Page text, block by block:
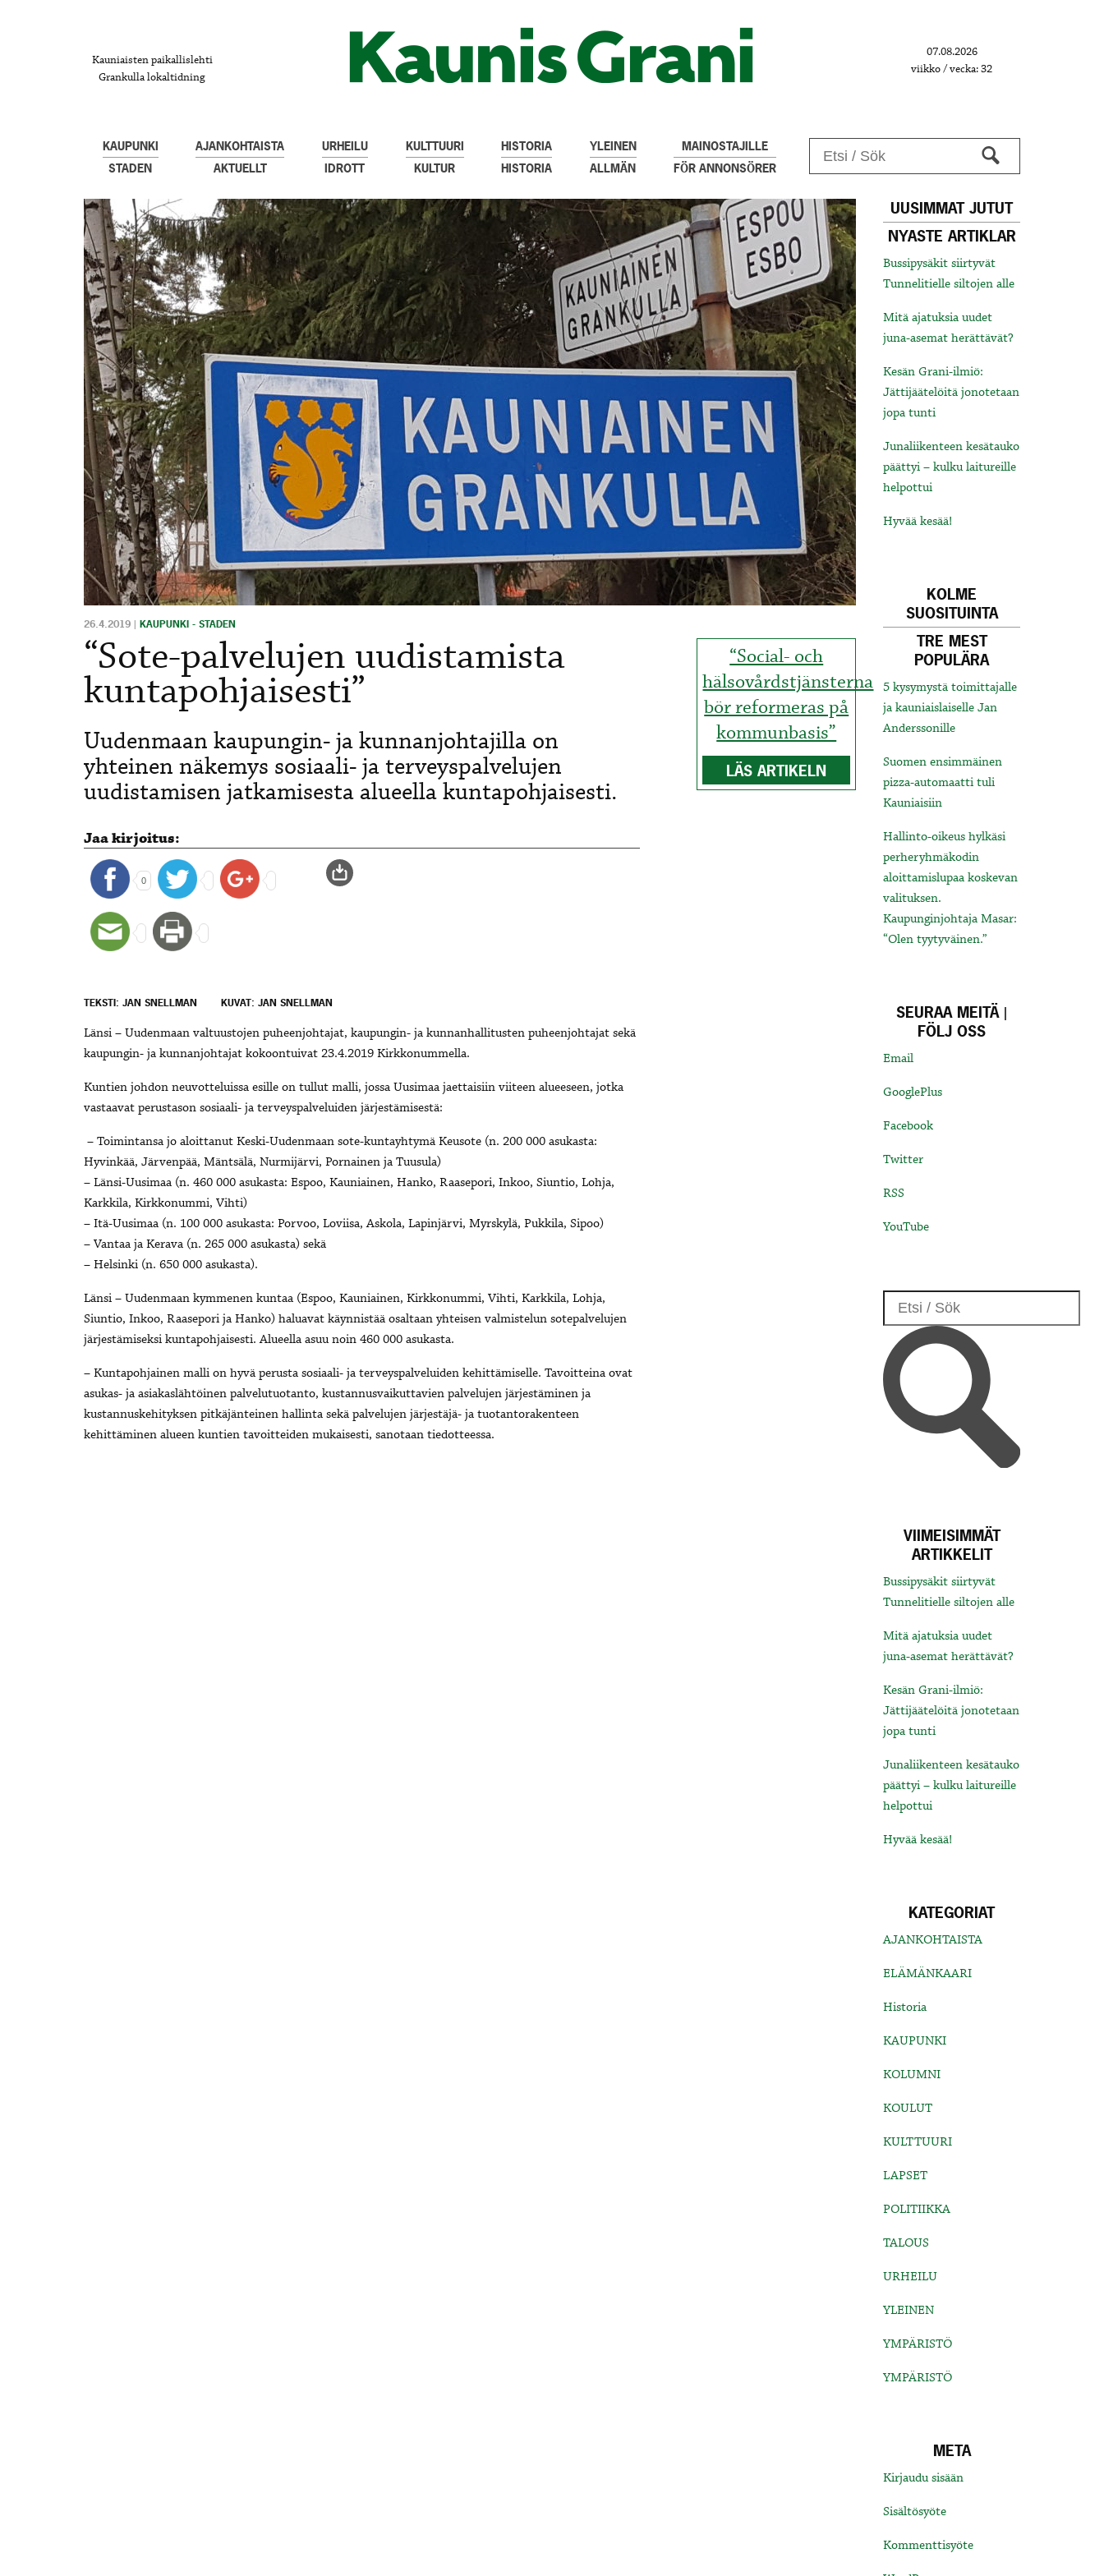
Kauniaisten paikallislehti
Grankulla lokaltidning
07.08.2026
viikko / vecka: 32
KAUPUNKI
STADEN
AJANKOHTAISTA
AKTUELLT
URHEILU
IDROTT
KULTTUURI
KULTUR
HISTORIA
HISTORIA
YLEINEN
ALLMÄN
MAINOSTAJILLE
FÖR ANNONSÖRER
“Social- och
hälsovårdstjänsterna
bör reformeras på
kommunbasis”
LÄS ARTIKELN
26.4.2019 | KAUPUNKI - STADEN
“Sote-palvelujen uudistamista
kuntapohjaisesti”
Uudenmaan kaupungin- ja kunnanjohtajilla on
yhteinen näkemys sosiaali- ja terveyspalvelujen
uudistamisen jatkamisesta alueella kuntapohjaisesti.
Jaa kirjoitus:
0
TEKSTI: JAN SNELLMAN KUVAT: JAN SNELLMAN
Länsi – Uudenmaan valtuustojen puheenjohtajat, kaupungin- ja kunnanhallitusten puheenjohtajat sekä
kaupungin- ja kunnanjohtajat kokoontuivat 23.4.2019 Kirkkonummella.
Kuntien johdon neuvotteluissa esille on tullut malli, jossa Uusimaa jaettaisiin viiteen alueeseen, jotka
vastaavat perustason sosiaali- ja terveyspalveluiden järjestämisestä:
– Toimintansa jo aloittanut Keski-Uudenmaan sote-kuntayhtymä Keusote (n. 200 000 asukasta:
Hyvinkää, Järvenpää, Mäntsälä, Nurmijärvi, Pornainen ja Tuusula)
– Länsi-Uusimaa (n. 460 000 asukasta: Espoo, Kauniainen, Hanko, Raasepori, Inkoo, Siuntio, Lohja,
Karkkila, Kirkkonummi, Vihti)
– Itä-Uusimaa (n. 100 000 asukasta: Porvoo, Loviisa, Askola, Lapinjärvi, Myrskylä, Pukkila, Sipoo)
– Vantaa ja Kerava (n. 265 000 asukasta) sekä
– Helsinki (n. 650 000 asukasta).
Länsi – Uudenmaan kymmenen kuntaa (Espoo, Kauniainen, Kirkkonummi, Vihti, Karkkila, Lohja,
Siuntio, Inkoo, Raasepori ja Hanko) haluavat käynnistää osaltaan yhteisen valmistelun sotepalvelujen
järjestämiseksi kuntapohjaisesti. Alueella asuu noin 460 000 asukasta.
– Kuntapohjainen malli on hyvä perusta sosiaali- ja terveyspalveluiden kehittämiselle. Tavoitteina ovat
asukas- ja asiakaslähtöinen palvelutuotanto, kustannusvaikuttavien palvelujen järjestäminen ja
kustannuskehityksen pitkäjänteinen hallinta sekä palvelujen järjestäjä- ja tuotantorakenteen
kehittäminen alueen kuntien tavoitteiden mukaisesti, sanotaan tiedotteessa.
UUSIMMAT JUTUT
NYASTE ARTIKLAR
Bussipysäkit siirtyvät
Tunnelitielle siltojen alle
Mitä ajatuksia uudet
juna-asemat herättävät?
Kesän Grani-ilmiö:
Jättijäätelöitä jonotetaan
jopa tunti
Junaliikenteen kesätauko
päättyi – kulku laitureille
helpottui
Hyvää kesää!
KOLME
SUOSITUINTA
TRE MEST
POPULÄRA
5 kysymystä toimittajalle
ja kauniaislaiselle Jan
Anderssonille
Suomen ensimmäinen
pizza-automaatti tuli
Kauniaisiin
Hallinto-oikeus hylkäsi
perheryhmäkodin
aloittamislupaa koskevan
valituksen.
Kaupunginjohtaja Masar:
“Olen tyytyväinen.”
SEURAA MEITÄ |
FÖLJ OSS
Email
GooglePlus
Facebook
Twitter
RSS
YouTube
VIIMEISIMMÄT
ARTIKKELIT
Bussipysäkit siirtyvät
Tunnelitielle siltojen alle
Mitä ajatuksia uudet
juna-asemat herättävät?
Kesän Grani-ilmiö:
Jättijäätelöitä jonotetaan
jopa tunti
Junaliikenteen kesätauko
päättyi – kulku laitureille
helpottui
Hyvää kesää!
KATEGORIAT
AJANKOHTAISTA
ELÄMÄNKAARI
Historia
KAUPUNKI
KOLUMNI
KOULUT
KULTTUURI
LAPSET
POLITIIKKA
TALOUS
URHEILU
YLEINEN
YMPÄRISTÖ
YMPÄRISTÖ
META
Kirjaudu sisään
Sisältösyöte
Kommenttisyöte